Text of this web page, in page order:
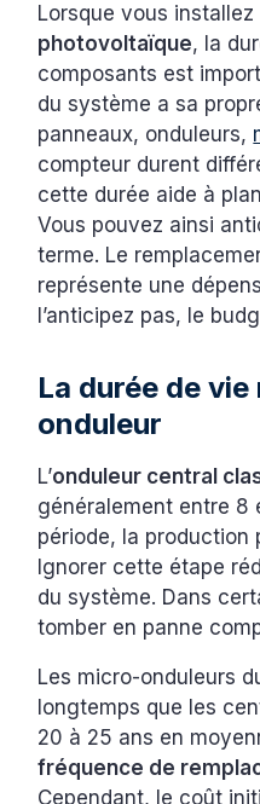
Lorsque vous installez
photovoltaïque, la
composants est
du système a sa
panneaux, onduleurs,
compteur durent
cette durée aide à
Vous pouvez ainsi
terme. Le
représente une
l’anticipez pas, le
La durée de vie
onduleur
L’onduleur central
généralement entre 8
période, la production
Ignorer cette étape
du système. Dans
tomber en panne
Les micro-onduleurs
longtemps que les
20 à 25 ans en
fréquence de
Cependant, le coût